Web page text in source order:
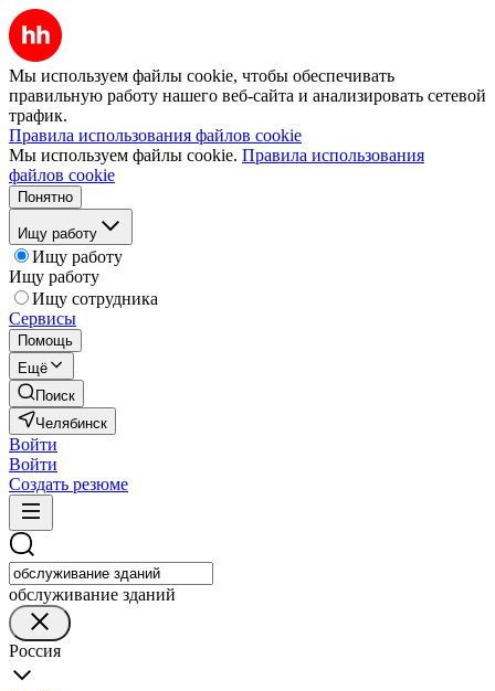
Мы используем файлы cookie, чтобы обеспечивать
правильную работу нашего веб-сайта и анализировать сетевой
трафик.
Правила использования файлов cookie
Мы используем файлы cookie. Правила использования
файлов cookie
Понятно
Ищу работу
Ищу работу
Ищу работу
Ищу сотрудника
Сервисы
Помощь
Ещё
Поиск
Челябинск
Войти
Войти
Создать резюме
обслуживание зданий
Россия